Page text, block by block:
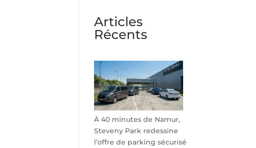
Articles
Récents
À 40 minutes de Namur,
Steveny Park redessine
l’offre de parking sécurisé